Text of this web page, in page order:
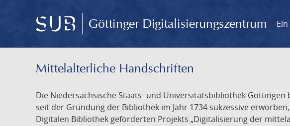
Göttinger Digitalisierungszentrum
Mittelalterliche Handschriften
Die Niedersächsische Staats- und Universitätsbibliothek
seit der Gründung der Bibliothek im Jahr 1734 sukzessive
Digitalen Bibliothek geförderten Projekts „Digitalisierung der